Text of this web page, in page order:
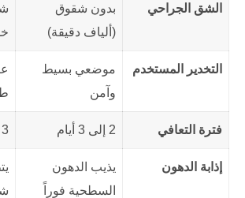
الشق الجراحي
بدون شقوق
(ألياف دقيقة)
التخدير المستخدم
موضعي بسيط
وآمن
فترة التعافي 2 إلى 3 أيام 3 إلى 4 أسابيع
إذابة الدهون
يذيب الدهون
السطحية فوراً